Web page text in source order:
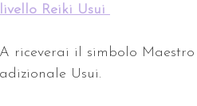
livello Reiki Usui
riceverai il simbolo
Usui.